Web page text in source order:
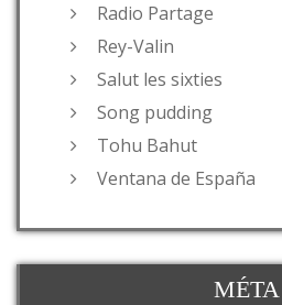
Radio Partage
Rey-Valin
Salut les sixties
Song pudding
Tohu Bahut
Ventana de España
MÉTA